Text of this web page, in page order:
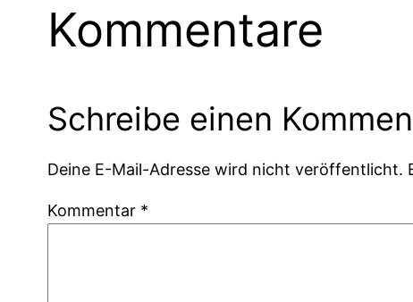
Kommentare
Schreibe einen
Deine E-Mail-Adresse wird nicht veröffentlicht.
Kommentar *